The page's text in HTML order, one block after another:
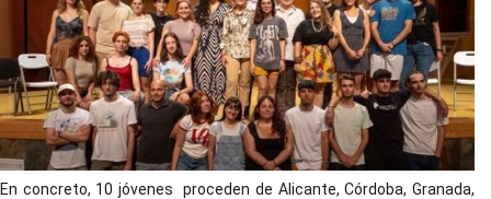
En concreto, 10 jóvenes proceden de Alicante, Córdoba, Granada,